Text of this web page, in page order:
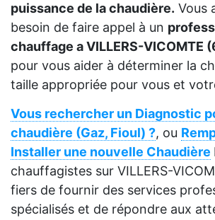
puissance de la chaudière. Vous
besoin de faire appel à un
chauffage a VILLERS-VICOMTE
pour vous aider à déterminer la
taille appropriée pour vous et
Vous rechercher un Diagnostic
chaudière (Gaz, Fioul) ?, ou
Installer une nouvelle Chaudière
chauffagistes sur VILLERS-
fiers de fournir des services
spécialisés et de répondre aux